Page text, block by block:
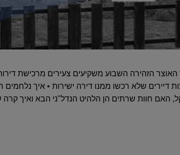
הזהירה השבוע משקיעים צעירים מרכישת דירות
האם חוות שרתים הן הלהיט הנדל"ני הבא ואיך